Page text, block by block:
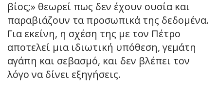
βίος;» θεωρεί πως δεν έχουν ουσία και
παραβιάζουν τα προσωπικά της δεδομένα.
Για εκείνη, η σχέση της με τον Πέτρο
αποτελεί μια ιδιωτική υπόθεση, γεμάτη
αγάπη και σεβασμό, και δεν βλέπει τον
λόγο να δίνει εξηγήσεις.